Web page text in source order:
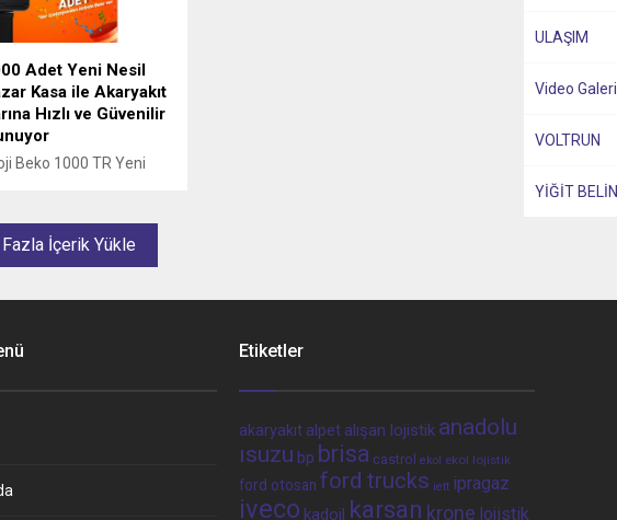
ettiğiniz
kullanırken
Adet Yeni Nesil
Kasa ile Akaryakıt
Hızlı ve Güvenilir
Beko 1000 TR Yeni
deneyimi ve Türkiye
81 ilde bulunan
noktasıyla dikkat
Fazla İçerik Yükle
ULAŞIM
Video Galeri
VOLTRUN
YİĞİT BELİN
Etiketler
akaryakıt alpet alışan lojistik anadolu
ısuzu bp brisa castrol ekol ekol lojistik
ford otosan ford trucks iett ipragaz
iveco kadoil karsan krone lojistik